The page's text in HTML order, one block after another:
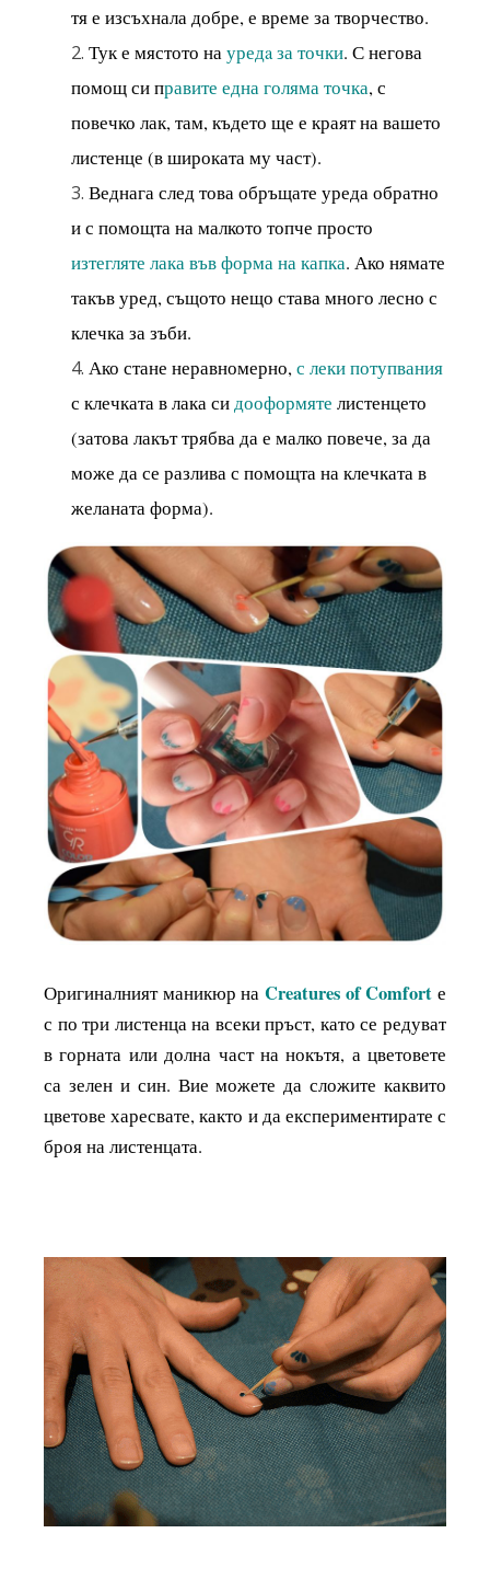
тя е изсъхнала добре, е време за творчество.
Тук е мястото науредa за точки. С негова
помощ си правите една голяма точка, с
повечко лак, там, където ще е краят на вашето
листенце (в широката му част).
Веднага след това обръщате уреда обратно
и с помощта на малкото топче просто
изтегляте лака във форма на капка. Ако нямате
такъв уред, същото нещо става много лесно с
клечка за зъби.
Ако стане неравномерно,с леки потупвания
с клечката в лака сидооформяте листенцето
(затова лакът трябва да е малко повече, за да
може да се разлива с помощта на клечката в
желаната форма).
Оригиналният маникюр на Creatures of Comfort е
с по три листенца на всеки пръст, като се редуват
в горната или долна част на нокътя, а цветовете
са зелен и син. Вие можете да сложите каквито
цветове харесвате, както и да експериментирате с
броя на листенцата.